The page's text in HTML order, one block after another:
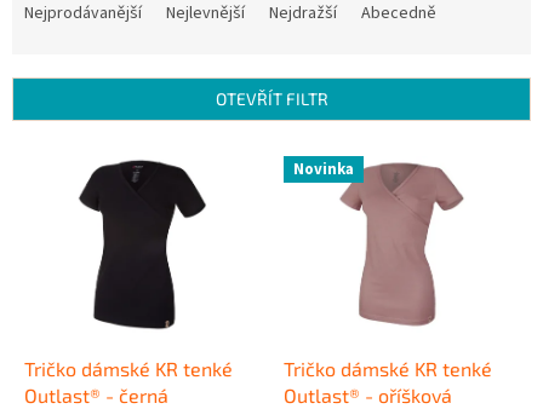
í
Nejprodávanější Nejlevnější Nejdražší Abecedně
OTEVŘÍT FILTR
Tričko dámské KR tenké
Outlast® - černá
Novinka
Tričko dámské KR tenké
Outlast® - oříšková